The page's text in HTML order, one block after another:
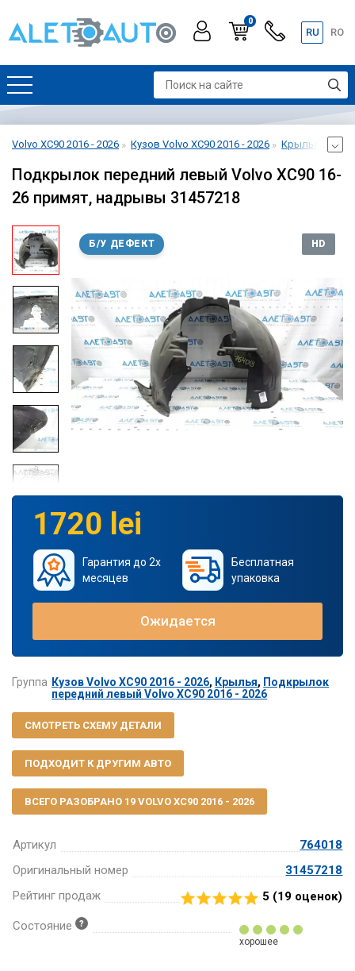
0
RU RO
Volvo XC90 2016 - 2026 Кузов Volvo XC90 2016 - 2026 Крылья Volvo
Подкрылок передний левый Volvo XC90 16-
26 примят, надрывы 31457218
Б/У ДЕФЕКТ HD
Артикул
764018
Оригинальный номер
31457218
Рейтинг продаж
5 (19 оценок)
Состояние
хорошее
1720 lei
Гарантия до 2х
месяцев
Бесплатная
упаковка
Ожидается
Группа Кузов Volvo XC90 2016 - 2026, Крылья, Подкрылок
передний левый Volvo XC90 2016 - 2026
СМОТРЕТЬ СХЕМУ ДЕТАЛИ
ПОДХОДИТ К ДРУГИМ АВТО
ВСЕГО РАЗОБРАНО 19 VOLVO XC90 2016 - 2026